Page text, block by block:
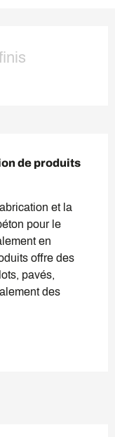
de produits
et la
pour le
en
offre des
pavés,
des